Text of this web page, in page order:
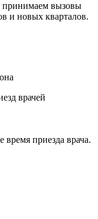
принимаем вызовы
и новых кварталов.
врачей
приезда врача.